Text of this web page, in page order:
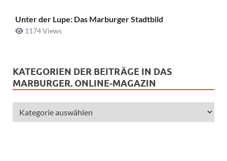
Unter der Lupe: Das Marburger Stadtbild
1174 Views
KATEGORIEN DER BEITRÄGE IN DAS
MARBURGER. ONLINE-MAGAZIN